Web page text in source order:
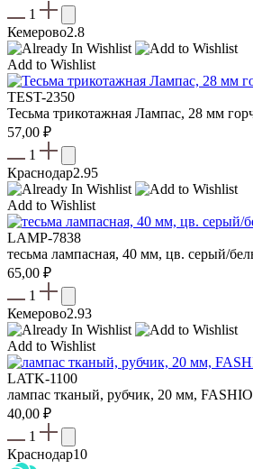
1
Кемерово2.8
Add to Wishlist
TEST-2350
Тесьма трикотажная Лампас, 28 мм
57,00 ₽
1
Краснодар2.95
Add to Wishlist
LAMP-7838
тесьма лампасная, 40 мм, цв. серый/
65,00 ₽
1
Кемерово2.93
Add to Wishlist
LATK-1100
лампас тканый, рубчик, 20 мм,
40,00 ₽
1
Краснодар10